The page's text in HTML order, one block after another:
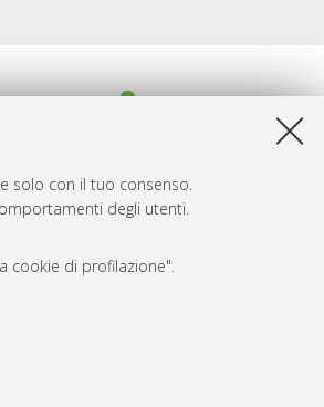
solo con il tuo consenso.
degli utenti.
cookie di profilazione".